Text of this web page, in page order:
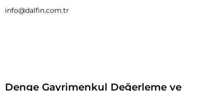
info@dalfin.com.tr
Denge Gayrimenkul Değerleme ve